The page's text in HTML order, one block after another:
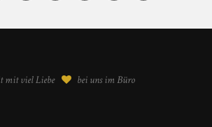
mit viel Liebe bei uns im Büro